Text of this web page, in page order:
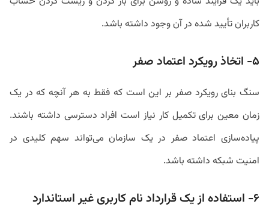
کاربران تأیید شده در آن وجود داشته باشد.
۵- اتخاذ رویکرد اعتماد صفر
سنگ‌ بنای رویکرد صفر بر این است که فقط به هر آنچه که در یک
زمان معین برای تکمیل کار نیاز است افراد دسترسی داشته باشند.
پیاده‌سازی اعتماد صفر در یک سازمان می‌تواند سهم کلیدی در
امنیت شبکه داشته باشد.
۶- استفاده از یک قرارداد نام کاربری غیر استاندارد